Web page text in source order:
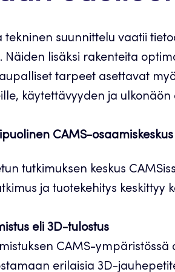
tekninen suunnittelu vaatii
Näiden lisäksi rakenteita
tarpeet asettavat
käytettävyyden ja ulkonäön
CAMS-
tutkimuksen keskus
ja tuotekehitys keskittyy
eli 3D-tulostus
CAMS-
erilaisia 3D-